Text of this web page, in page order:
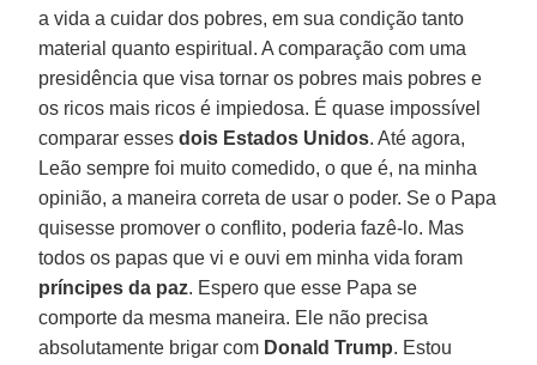
a vida a cuidar dos pobres, em sua condição tanto
material quanto espiritual. A comparação com uma
presidência que visa tornar os pobres mais pobres e
os ricos mais ricos é impiedosa. É quase impossível
comparar essesdois Estados Unidos. Até agora,
Leão sempre foi muito comedido, o que é, na minha
opinião, a maneira correta de usar o poder. Se o Papa
quisesse promover o conflito, poderia fazê-lo. Mas
todos os papas que vi e ouvi em minha vida foram
príncipes da paz. Espero que esse Papa se
comporte da mesma maneira. Ele não precisa
absolutamente brigar com Donald Trump. Estou